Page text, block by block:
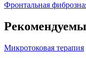
Фронтальная
Микротоковая терапия